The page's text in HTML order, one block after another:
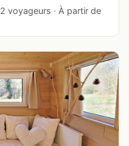
voyageurs · À partir de